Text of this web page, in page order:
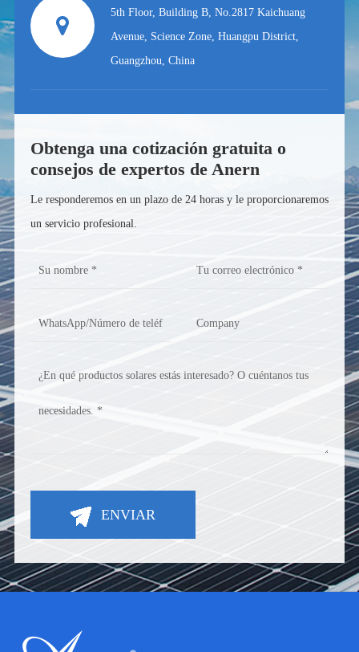
5th Floor, Building B, No.2817 Kaichuang
Avenue, Science Zone, Huangpu District,
Guangzhou, China
Obtenga una cotización gratuita o
consejos de expertos de Anern
Le responderemos en un plazo de 24 horas y le proporcionaremos
un servicio profesional.
ENVIAR